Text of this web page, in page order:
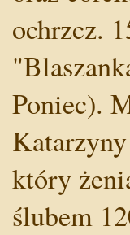
ochrzcz.
Poniec).
który
ślubem